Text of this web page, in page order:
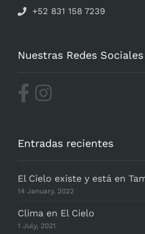
+52 831 158 7239
Nuestras Redes Sociales
Entradas recientes
El Cielo existe y está en
14 January, 2022
Clima en El Cielo
1 July, 2021